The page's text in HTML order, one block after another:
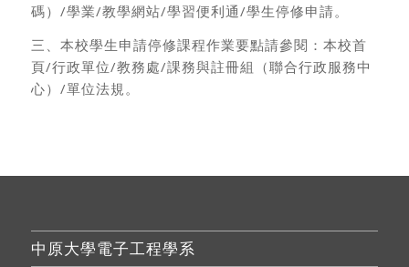
碼）/學業/教學網站/學習便利通/學生停修申請。
三、本校學生申請停修課程作業要點請參閱：本校首
頁/行政單位/教務處/課務與註冊組（聯合行政服務中
心）/單位法規。
中原大學電子工程學系